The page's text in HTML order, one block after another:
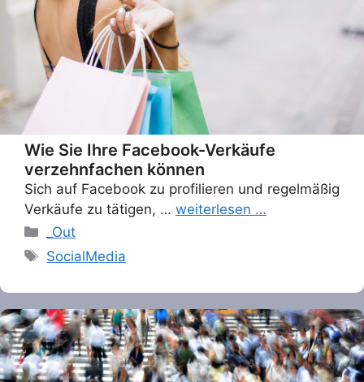
Wie Sie Ihre Facebook-Verkäufe
verzehnfachen können
Sich auf Facebook zu profilieren und regelmäßig
Verkäufe zu tätigen, … weiterlesen …
Categories
_Out
Tags
SocialMedia